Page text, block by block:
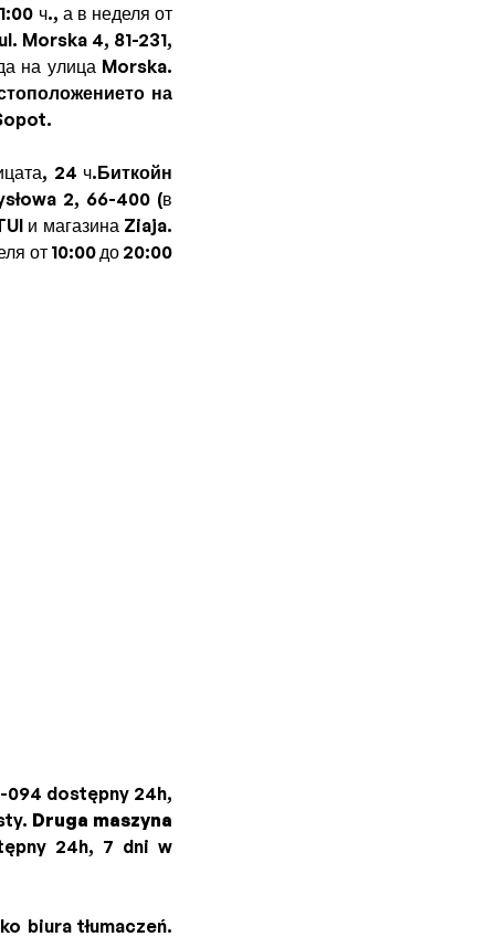
ч., а в неделя от
Morska 4, 81-231,
на улица Morska.
на
24 ч.Биткойн
2, 66-400 (в
и магазина Ziaja.
от 10:00 до 20:00
094 dostępny 24h,
Druga maszyna
24h, 7 dni w
biura tłumaczeń.